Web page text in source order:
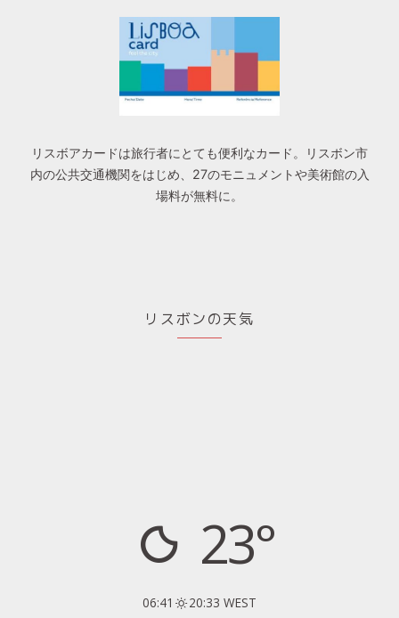
リスボアカードは旅行者にとても便利なカード。リスボン市
内の公共交通機関をはじめ、27のモニュメントや美術館の入
場料が無料に。
リスボンの天気
23°
06:41 20:33 WEST